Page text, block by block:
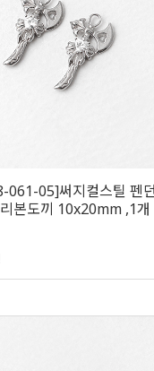
061-05]써지컬스틸 펜
본도끼 10x20mm ,1개